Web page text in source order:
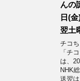
んの
日(
翌土
チコ
「チ
は、
NHK
送翌